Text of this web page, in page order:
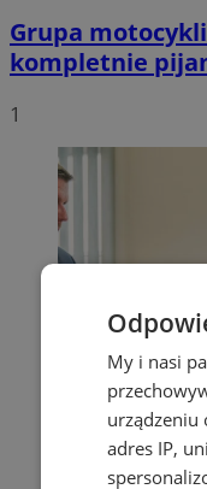
Grupa
kompletnie
1
My i nasi
urządzeniu
adres IP,